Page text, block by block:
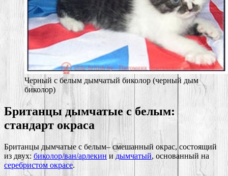
Черный с белым дымчатый биколор (черный дым
биколор)
Британцы дымчатые с белым:
стандарт окраса
Британцы дымчатые с белым– смешанный окрас, состоящий
из двух: биколор/ван/арлекин и дымчатый, основанный на
серебристом окрасе.